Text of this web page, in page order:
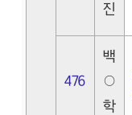
진
476
백
○
학